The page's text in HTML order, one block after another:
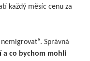
každý měsíc cenu za
Správná
a co bychom mohli